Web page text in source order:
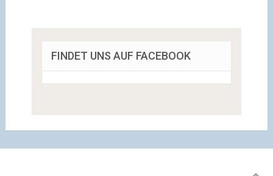
FINDET UNS AUF FACEBOOK